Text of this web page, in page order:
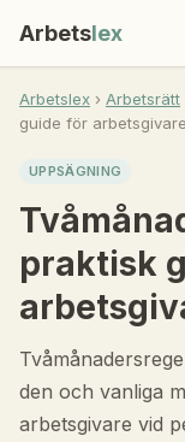
Arbetslex
Arbetslex › Arbetsrätt
guide för arbetsgivare
UPPSÄGNING
praktisk
den och vanliga
arbetsgivare vid